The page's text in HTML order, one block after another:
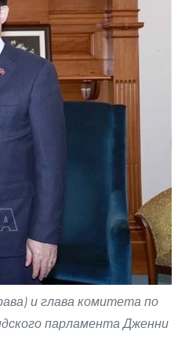
и глава комитета по
парламента Дженни